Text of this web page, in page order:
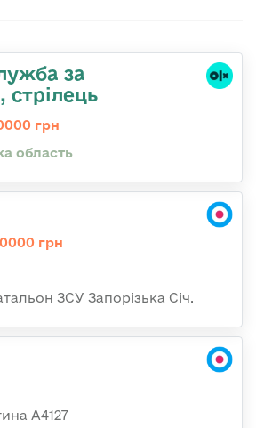
за
стрілець
грн
область
грн
ЗСУ Запорізька Січ.
А4127